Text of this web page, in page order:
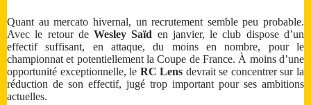
Quant au mercato hivernal, un recrutement semble peu probable.
Avec le retour deWesley Saïd en janvier, le club dispose d’un
effectif suffisant, en attaque, du moins en nombre, pour le
championnat et potentiellement la Coupe de France. À moins d’une
opportunité exceptionnelle, le RC Lens devrait se concentrer sur la
réduction de son effectif, jugé trop important pour ses ambitions
actuelles.